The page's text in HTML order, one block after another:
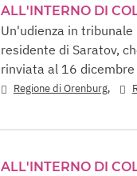
ALL'INTERNO DI
Un'udienza in
residente di Saratov,
rinviata al 16 dicembre
Regione di Orenburg,
ALL'INTERNO DI